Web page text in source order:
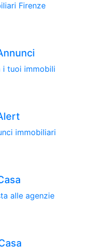
Firenze
i tuoi immobili
immobiliari
alle agenzie